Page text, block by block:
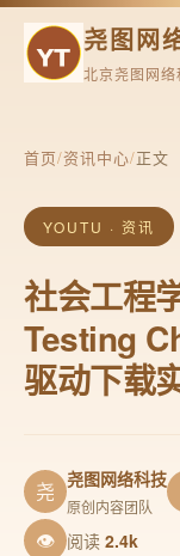
尧图网
北京尧图网
首页/资讯中心/正文
YOUTU · 资讯
社会工程
Testing
驱动下载
尧 尧图网络科技
原创内容团队
👁 阅读 2.4k